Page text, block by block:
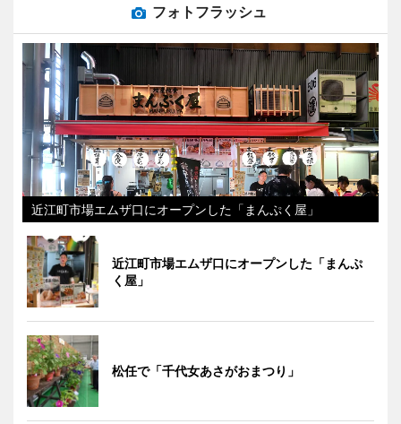
フォトフラッシュ
近江町市場エムザ口にオープンした「まんぷく屋」
近江町市場エムザ口にオープンした「まんぷ
く屋」
松任で「千代女あさがおまつり」